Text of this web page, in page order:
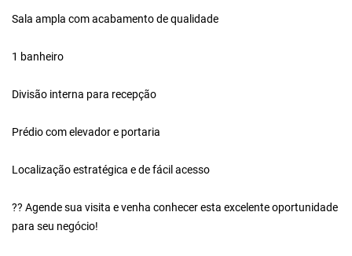
Sala ampla com acabamento de qualidade
1 banheiro
Divisão interna para recepção
Prédio com elevador e portaria
Localização estratégica e de fácil acesso
?? Agende sua visita e venha conhecer esta excelente oportunidade
para seu negócio!